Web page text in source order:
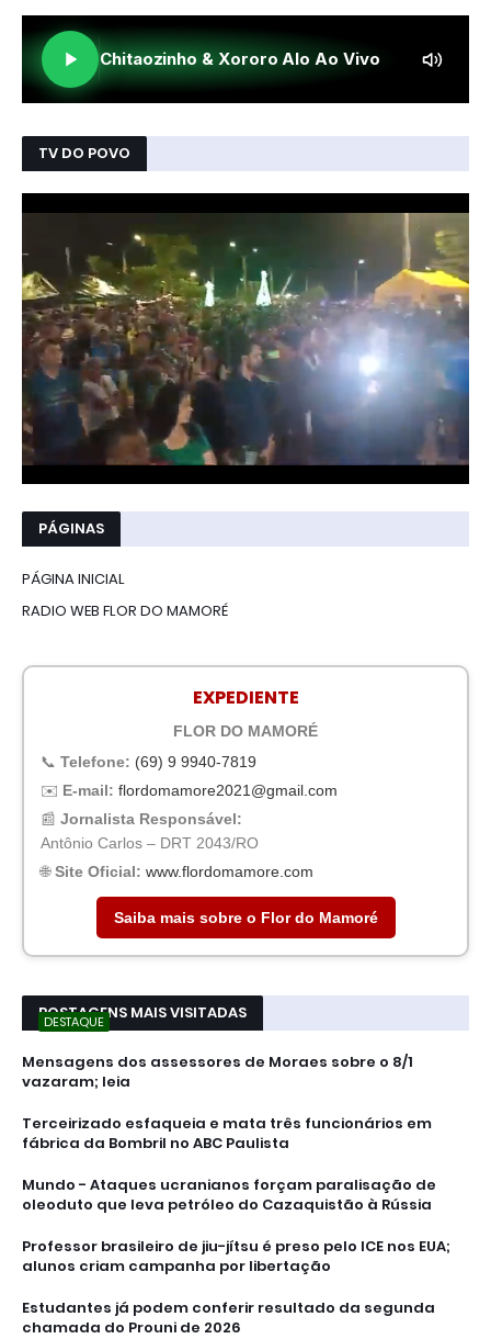
TV DO POVO
PÁGINAS
PÁGINA INICIAL
RADIO WEB FLOR DO MAMORÉ
EXPEDIENTE
FLOR DO MAMORÉ
📞 Telefone: (69) 9 9940-7819
✉️ E-mail: flordomamore2021@gmail.com
📰 Jornalista Responsável:
Antônio Carlos – DRT 2043/RO
🌐Site Oficial: www.flordomamore.com
Saiba mais sobre o Flor do Mamoré
POSTAGENS MAIS VISITADAS
DESTAQUE
Mensagens dos assessores de Moraes sobre o 8/1
vazaram; leia
Terceirizado esfaqueia e mata três funcionários em
fábrica da Bombril no ABC Paulista
Mundo - Ataques ucranianos forçam paralisação de
oleoduto que leva petróleo do Cazaquistão à Rússia
Professor brasileiro de jiu-jítsu é preso pelo ICE nos EUA;
alunos criam campanha por libertação
Estudantes já podem conferir resultado da segunda
chamada do Prouni de 2026